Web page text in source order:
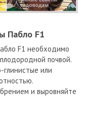
Пабло F1
F1 необходимо
почвой.
глинистые или
и выровняйте